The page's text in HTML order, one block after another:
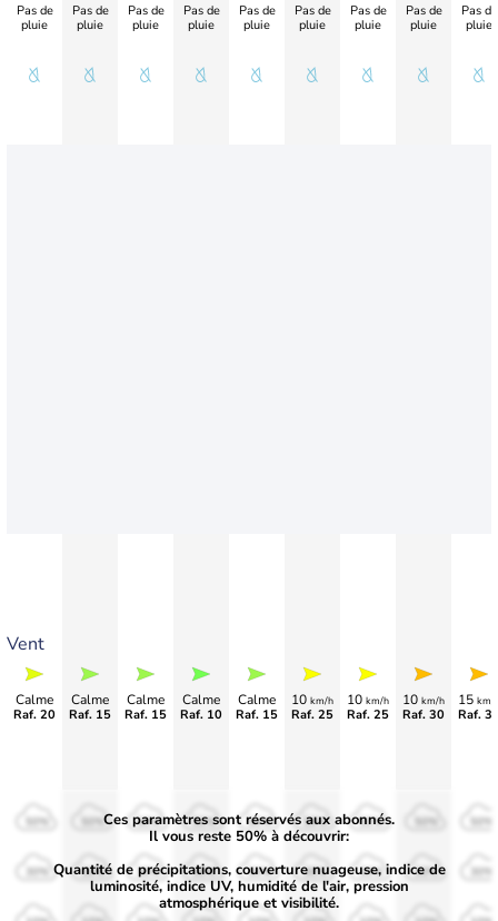
Vent
Pas de
pluie
Calme
Raf. 20
Pas de
pluie
Calme
Raf. 15
Pas de
pluie
Calme
Raf. 15
Pas de
pluie
Calme
Raf. 10
Pas de
pluie
Calme
Raf. 15
Pas de
pluie
10 km/h
Raf. 25
Pas de
pluie
10 km/h
Raf. 25
Pas de
pluie
10 km/h
Raf. 30
Pas de
pluie
15 km/
Raf.
50%
30%
50%
30%
50%
30%
50%
30%
50%
30%
50%
30%
50%
30% 30% 30%
Ces paramètres sont réservés aux abonnés.
Il vous reste 50% à découvrir:
Quantité de précipitations, couverture nuageuse, indice de
luminosité, indice UV, humidité de l'air, pression
atmosphérique et visibilité.